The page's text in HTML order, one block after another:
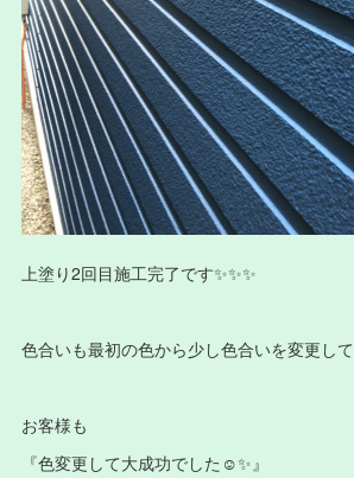
上塗り2回目施工完了です✨✨✨
色合いも最初の色から少し色合いを変更し
お客様も
『色変更して大成功でした☺️✨』